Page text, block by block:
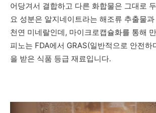
어당겨서 결합하고 다른 화합물은 그대로
요 성분은 알지네이트라는 해조류 추출물
천연 미네랄인데, 마이크로캡슐화를 통해
피노는 FDA에서 GRAS(일반적으로 안전하
을 받은 식품 등급 재료입니다.